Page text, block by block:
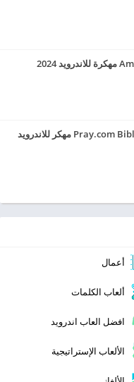
تحميل تطبيق Pray.com Bible Daily Prayer مهكر للاندرويد
أعمال
ألعاب الكلمات
افضل العاب اندرويد
الألعاب الإستراتيجية